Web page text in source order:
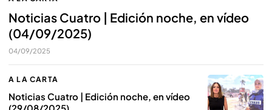
Noticias Cuatro | Edición noche, en vídeo
(04/09/2025)
04/09/2025
A LA CARTA
Noticias Cuatro | Edición noche, en vídeo